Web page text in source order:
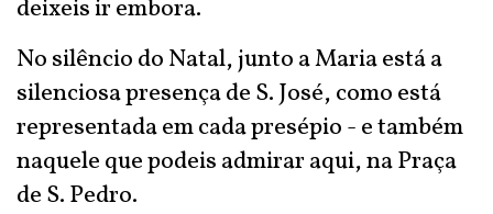
deixeis ir embora.
No silêncio do Natal, junto a Maria está a
silenciosa presença de S. José, como está
representada em cada presépio - e também
naquele que podeis admirar aqui, na Praça
de S. Pedro.